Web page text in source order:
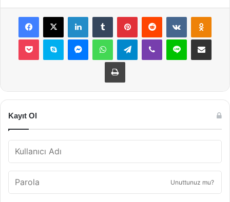
Facebook
X LinkedInTumblr PinterestReddit VKontakte
Pocket Skype MessengerWhatsAppTelegramViber Line E-Posta ile
Yazdır
Kayıt Ol
Unuttunuz mu?